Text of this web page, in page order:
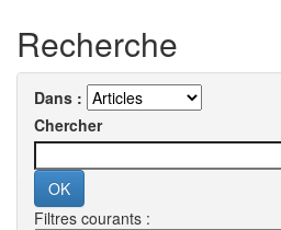
Recherche
Dans :
Chercher
Filtres courants :